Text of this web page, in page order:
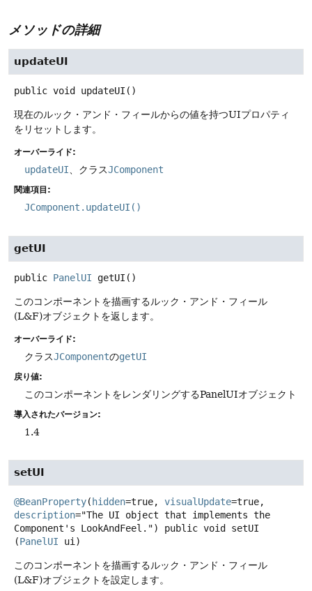
メソッドの詳細
updateUI
public void updateUI ()
現在のルック・アンド・フィールからの値を持つUIプロパティ
をリセットします。
オーバーライド:
updateUI、クラスJComponent
関連項目:
JComponent.updateUI()
getUI
public PanelUI getUI ()
このコンポーネントを描画するルック・アンド・フィール
(L&F)オブジェクトを返します。
オーバーライド:
クラスJComponentのgetUI
戻り値:
このコンポーネントをレンダリングするPanelUIオブジェクト
導入されたバージョン:
1.4
setUI
@BeanProperty( hidden=true, visualUpdate
description="The UI object that implements the
Component's LookAndFeel.") public void
setUI
(PanelUI ui)
このコンポーネントを描画するルック・アンド・フィール
(L&F)オブジェクトを設定します。